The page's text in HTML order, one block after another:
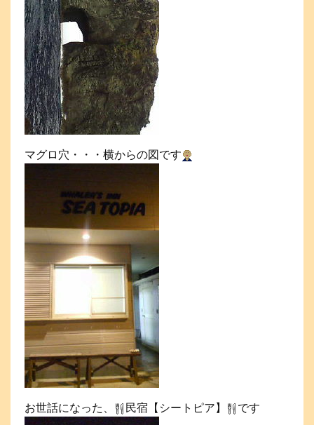
マグロ穴・・・横からの図です
お世話になった、 民宿【シートピア】 です